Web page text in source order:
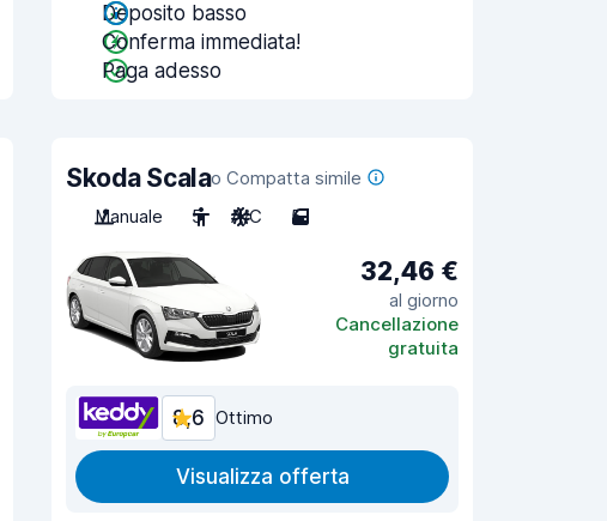
Deposito basso
Conferma immediata!
Paga adesso
Skoda Scalao Compatta simile
Manuale
5 A/C 5
32,46 €
al giorno
Cancellazione
gratuita
8,6 Ottimo
Visualizza offerta